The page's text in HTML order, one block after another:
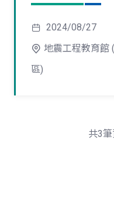
2024/08/27
地震工程教育館
區)
共3